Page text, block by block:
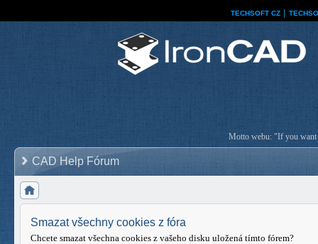
TECHSOFT CZ
Motto webu: "If you want
CAD Help Fórum
Smazat všechny cookies z fóra
Chcete smazat všechna cookies z vašeho disku uložená tímto fórem?